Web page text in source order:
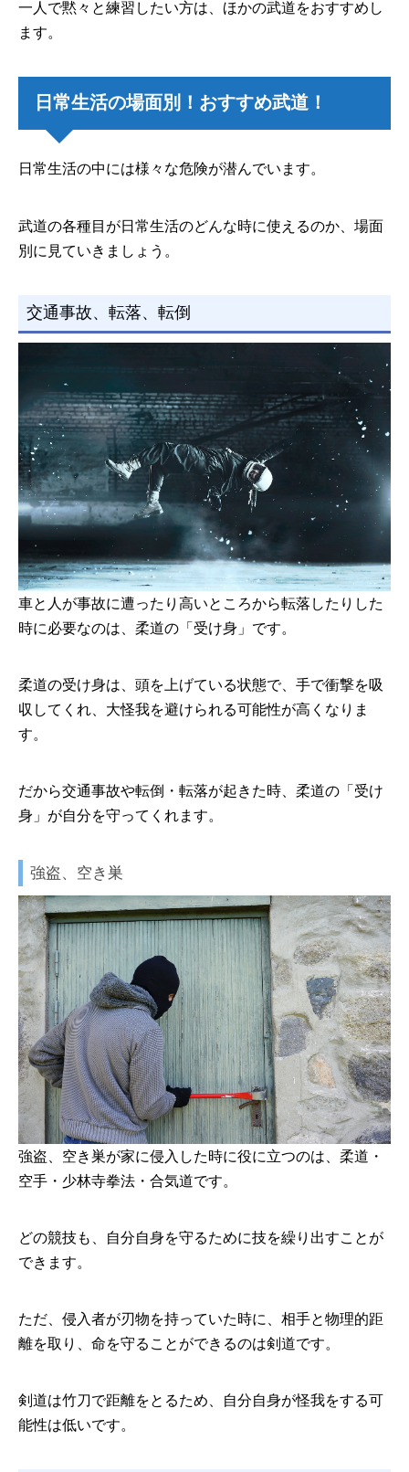
一人で黙々と練習したい方は、ほかの武道をおすすめし
ます。
日常生活の場面別！おすすめ武道！
日常生活の中には様々な危険が潜んでいます。
武道の各種目が日常生活のどんな時に使えるのか、場面
別に見ていきましょう。
交通事故、転落、転倒
車と人が事故に遭ったり高いところから転落したりした
時に必要なのは、柔道の「受け身」です。
柔道の受け身は、頭を上げている状態で、手で衝撃を吸
収してくれ、大怪我を避けられる可能性が高くなりま
す。
だから交通事故や転倒・転落が起きた時、柔道の「受け
身」が自分を守ってくれます。
強盗、空き巣
強盗、空き巣が家に侵入した時に役に立つのは、柔道・
空手・少林寺拳法・合気道です。
どの競技も、自分自身を守るために技を繰り出すことが
できます。
ただ、侵入者が刃物を持っていた時に、相手と物理的距
離を取り、命を守ることができるのは剣道です。
剣道は竹刀で距離をとるため、自分自身が怪我をする可
能性は低いです。